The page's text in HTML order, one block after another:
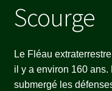
Stripe Payment
Scourge
Le Fléau
il y a environ 160
submergé les